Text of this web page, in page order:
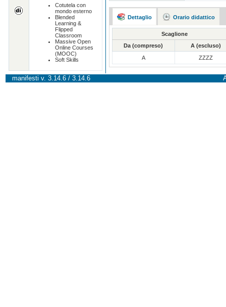
Cotutela con
mondo esterno
Blended
Learning &
Flipped
Classroom
Massive Open
Online Courses
(MOOC)
Soft Skills
Dettaglio Orario didattico
Scaglione
Da (compreso)
A (escluso)
A
ZZZZ
manifesti v. 3.14.6 / 3.14.6